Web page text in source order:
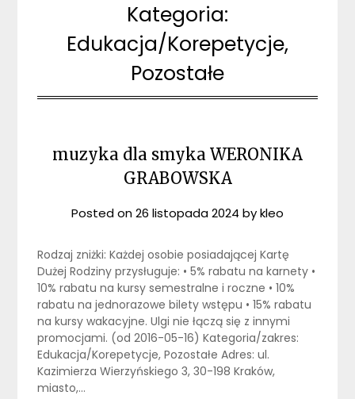
Kategoria:
Edukacja/Korepetycje,
Pozostałe
muzyka dla smyka WERONIKA
GRABOWSKA
Posted on26 listopada 2024 bykleo
Rodzaj zniżki: Każdej osobie posiadającej Kartę
Dużej Rodziny przysługuje: • 5% rabatu na karnety •
10% rabatu na kursy semestralne i roczne • 10%
rabatu na jednorazowe bilety wstępu • 15% rabatu
na kursy wakacyjne. Ulgi nie łączą się z innymi
promocjami. (od 2016-05-16) Kategoria/zakres:
Edukacja/Korepetycje, Pozostałe Adres: ul.
Kazimierza Wierzyńskiego 3, 30-198 Kraków,
miasto,…